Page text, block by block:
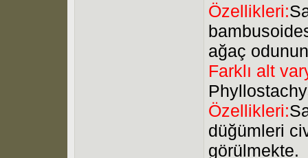
Özellikleri:
ağaç
Farklı alt
Özellikleri:
düğümleri
görülmekte.